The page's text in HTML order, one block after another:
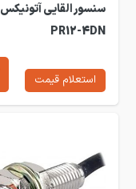
سنسور القایی آتونیکس
PR12-4DN
استعلام قیمت